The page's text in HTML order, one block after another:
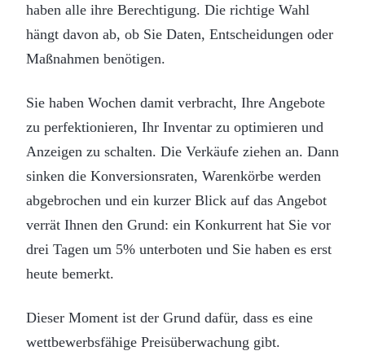
haben alle ihre Berechtigung. Die richtige Wahl
hängt davon ab, ob Sie Daten, Entscheidungen oder
Maßnahmen benötigen.
Sie haben Wochen damit verbracht, Ihre Angebote
zu perfektionieren, Ihr Inventar zu optimieren und
Anzeigen zu schalten. Die Verkäufe ziehen an. Dann
sinken die Konversionsraten, Warenkörbe werden
abgebrochen und ein kurzer Blick auf das Angebot
verrät Ihnen den Grund: ein Konkurrent hat Sie vor
drei Tagen um 5% unterboten und Sie haben es erst
heute bemerkt.
Dieser Moment ist der Grund dafür, dass es eine
wettbewerbsfähige Preisüberwachung gibt.